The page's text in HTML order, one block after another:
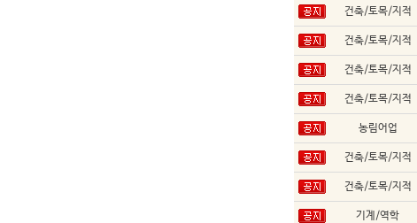
건축/토목/지적
건축/토목/지적
건축/토목/지적
건축/토목/지적
농림어업
건축/토목/지적
건축/토목/지적
기계/역학